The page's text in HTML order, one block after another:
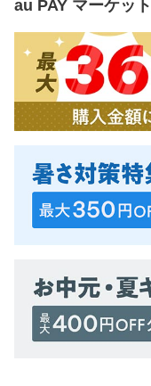
au PAY マーケット